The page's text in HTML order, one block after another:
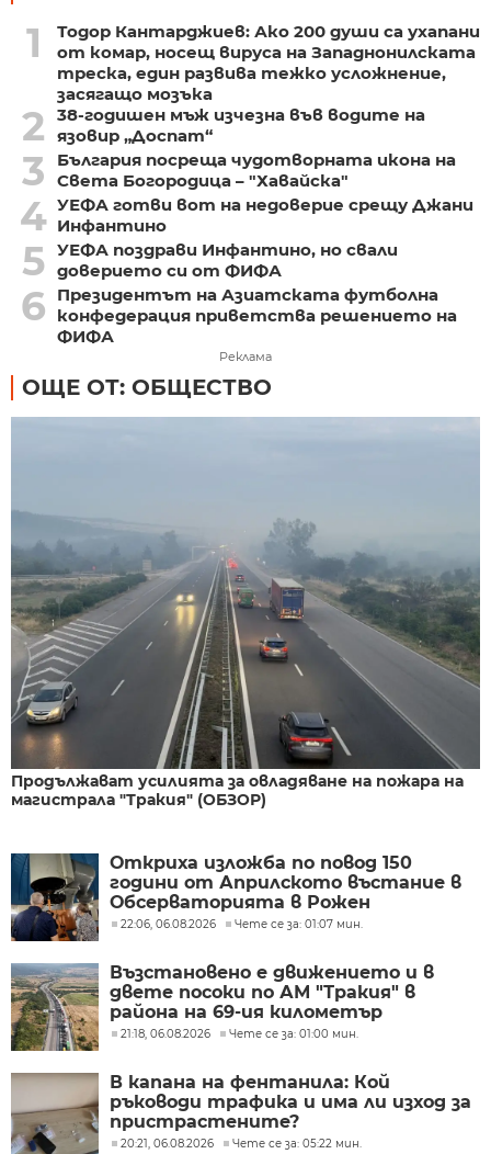
1
Тодор Кантарджиев: Ако 200 души са ухапани
от комар, носещ вируса на Западнонилската
треска, един развива тежко усложнение,
засягащо мозъка
2
38-годишен мъж изчезна във водите на
язовир „Доспат“
3
България посреща чудотворната икона на
Света Богородица – "Хавайска"
4 УЕФА готви вот на недоверие срещу Джани
Инфантино
5 УЕФА поздрави Инфантино, но свали
доверието си от ФИФА
6
Президентът на Азиатската футболна
конфедерация приветства решението на
ФИФА
Реклама
ОЩЕ ОТ: ОБЩЕСТВО
Продължават усилията за овладяване на пожара на
магистрала "Тракия" (ОБЗОР)
Откриха изложба по повод 150
години от Априлското въстание в
Обсерваторията в Рожен
22:06, 06.08.2026 Чете се за: 01:07 мин.
Възстановено е движението и в
двете посоки по АМ "Тракия" в
района на 69-ия километър
21:18, 06.08.2026 Чете се за: 01:00 мин.
В капана на фентанила: Кой
ръководи трафика и има ли изход за
пристрастените?
20:21, 06.08.2026 Чете се за: 05:22 мин.